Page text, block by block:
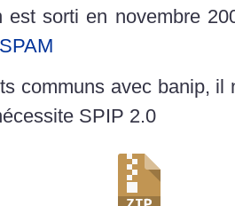
est sorti en novembre
communs avec banip,
SPIP 2.0